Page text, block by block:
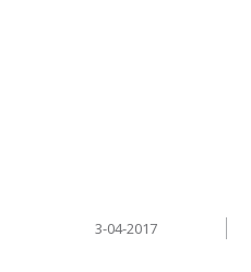
3-04-2017